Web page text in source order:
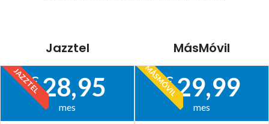
Jazztel
JAZZTEL
€28,95
mes
MásMóvil
MÁSMÓVIL
€29,99
mes